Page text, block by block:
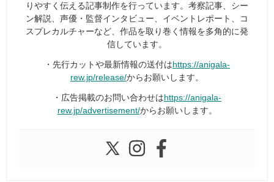
りやすく伝える記事制作を行っています。考察記事、シー
ン解説、声優・監督インタビュー、イベントレポート、コ
スプレカルチャーなど、作品を取り巻く情報を多角的に発
信しています。
・先行カットや最新情報の送付はhttps://anigala-
rew.jp/release/からお願いします。
・広告掲載のお問い合わせはhttps://anigala-
rew.jp/advertisement/からお願いします。